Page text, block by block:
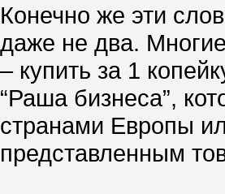
Конечно же эти
даже не два.
– купить за 1
“Раша бизнеса”,
странами Европы
представленным